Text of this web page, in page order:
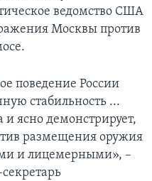
ведомство США
Москвы против
поведение России
стабильность ...
и ясно демонстрирует,
размещения оружия
и лицемерными», –